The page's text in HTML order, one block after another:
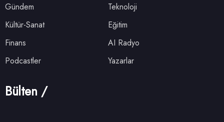
Gündem
Teknoloji
Kültür-Sanat
Eğitim
Finans
AI Radyo
Podcastler
Yazarlar
Bülten /